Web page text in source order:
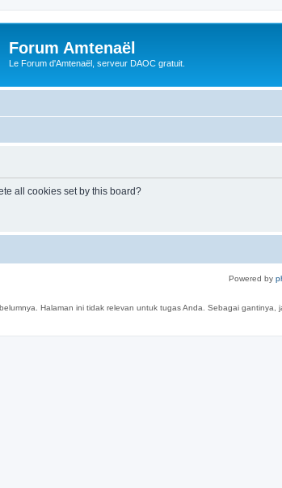
Forum Amtenaël
Le Forum d'Amtenaël, serveur DAOC gratuit.
all cookies set by this board?
Powered by
Halaman ini tidak relevan untuk tugas Anda. Sebagai